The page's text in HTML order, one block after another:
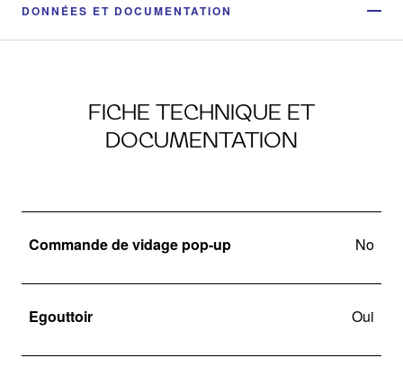
DONNÉES ET DOCUMENTATION
FICHE TECHNIQUE ET
DOCUMENTATION
Commande de vidage pop-up No
Egouttoir Oui